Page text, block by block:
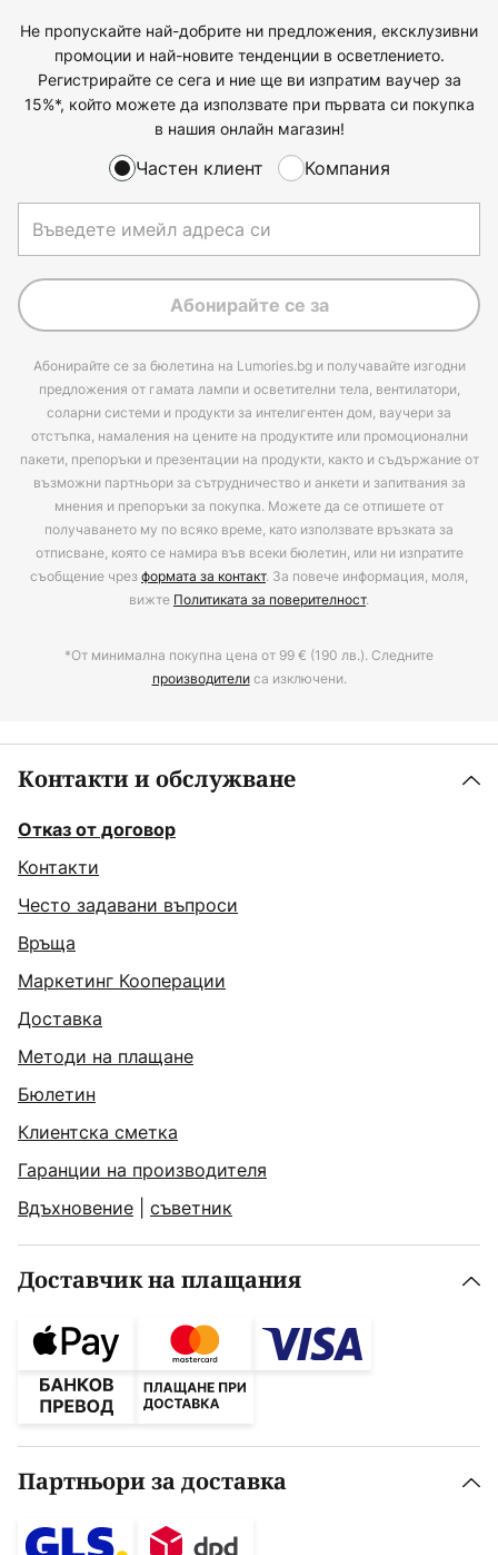
Не пропускайте най-добрите ни предложения, ексклузивни
промоции и най-новите тенденции в осветлението.
Регистрирайте се сега и ние ще ви изпратим ваучер за
15%*, който можете да използвате при първата си покупка
в нашия онлайн магазин!
Частен клиент Компания
Абонирайте се за
Абонирайте се за бюлетина на Lumories.bg и получавайте изгодни
предложения от гамата лампи и осветителни тела, вентилатори,
соларни системи и продукти за интелигентен дом, ваучери за
отстъпка, намаления на цените на продуктите или промоционални
пакети, препоръки и презентации на продукти, както и съдържание от
възможни партньори за сътрудничество и анкети и запитвания за
мнения и препоръки за покупка. Можете да се отпишете от
получаването му по всяко време, като използвате връзката за
отписване, която се намира във всеки бюлетин, или ни изпратите
съобщение чрезформата за контакт. За повече информация, моля,
вижте Политиката за поверителност.
*От минимална покупна цена от 99 € (190 лв.). Следните
производителиса изключени.
Контакти и обслужване
Отказ от договор
Контакти
Често задавани въпроси
Връща
Маркетинг Кооперации
Доставка
Методи на плащане
Бюлетин
Клиентска сметка
Гаранции на производителя
Вдъхновение
съветник
Доставчик на плащания
Партньори за доставка